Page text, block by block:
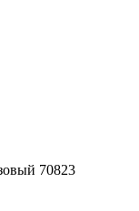
70823